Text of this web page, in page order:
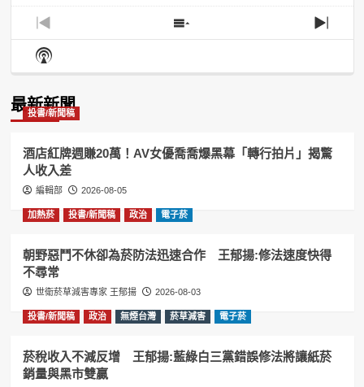
Previous
Episode
Show
Episodes
Next
Show
Podcast
最新新聞
投書/新聞稿
酒店紅牌週賺20萬！AV女優喬喬爆黑幕「轉行拍片」揭驚
人收入差
編輯部 2026-08-05
加熱菸 投書/新聞稿 政治 電子菸
朝野惡鬥不休卻為菸防法迅速合作 王郁揚:修法速度快得
不尋常
世衛菸草減害專家 王郁揚 2026-08-03
投書/新聞稿 政治 無煙台灣 菸草減害 電子菸
菸稅收入不減反增 王郁揚:藍綠白三黨錯誤修法將讓紙菸
銷量與黑市雙贏